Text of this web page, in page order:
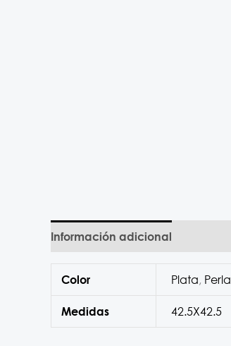
Información adicional
Color Plata, Perla
Medidas 42.5X42.5